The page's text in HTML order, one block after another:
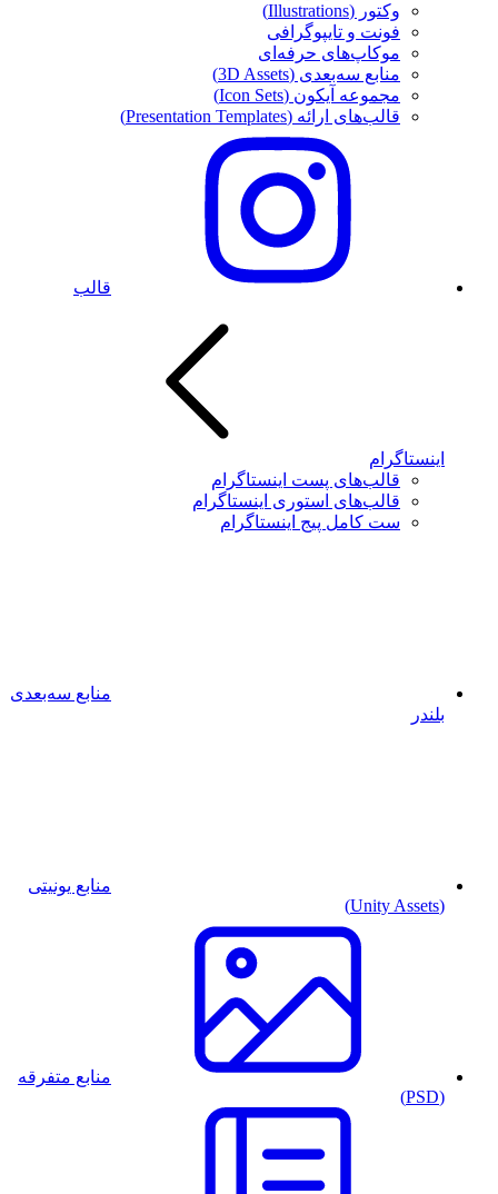
وکتور (Illustrations)
فونت‌ و تایپوگرافی
موکاپ‌های حرفه‌ای
منابع سه‌بعدی (3D Assets)
مجموعه آیکون‌ (Icon Sets)
قالب‌های ارائه (Presentation Templates)
قالب
اینستاگرام
قالب‌های پست اینستاگرام
قالب‌های استوری اینستاگرام
ست کامل پیج اینستاگرام
منابع سه‌بعدی
بلندر
منابع یونیتی
(Unity Assets)
منابع متفرقه
(PSD)